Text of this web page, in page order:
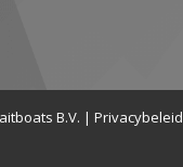
B.V. | Privacybeleid